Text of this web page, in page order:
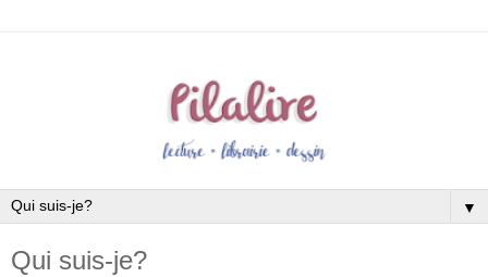
▼
Qui suis-je?